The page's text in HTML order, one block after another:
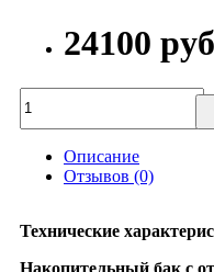
24100 руб
Описание
Отзывов (0)
Технические